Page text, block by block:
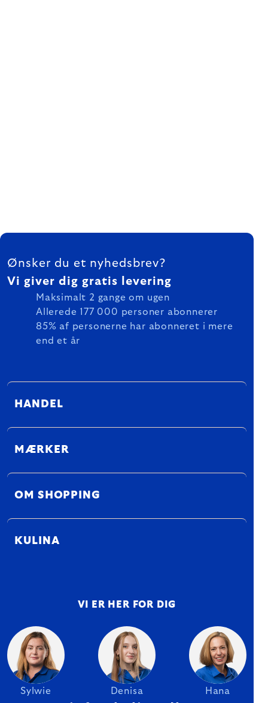
FOOTER
Ønsker du et nyhedsbrev?
Vi giver dig gratis levering
Maksimalt 2 gange om ugen
Allerede 177 000 personer abonnerer
85% af personerne har abonneret i mere
end et år
HANDEL
MÆRKER
OM SHOPPING
KULINA
VI ER HER FOR DIG
Sylwie Denisa Hana